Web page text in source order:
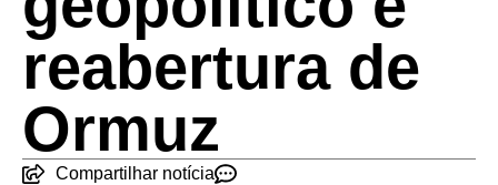
reabertura de
Ormuz
Compartilhar notícia